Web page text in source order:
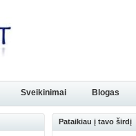
Sveikinimai Blogas
Pataikiau į tavo širdį